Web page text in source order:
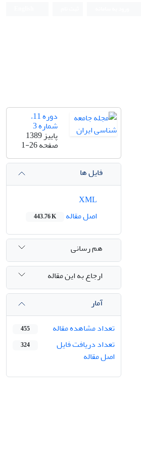
دوره 11،
شماره 3
پاییز 1389
صفحه1-26
فایل ها
اصل مقاله
443.76 K
هم رسانی
ارجاع به این مقاله
آمار
تعداد مشاهده مقاله
455
تعداد دریافت فایل
اصل مقاله
324